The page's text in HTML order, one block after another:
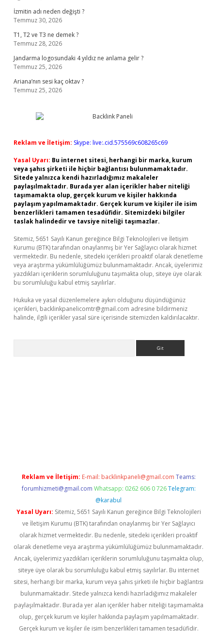
İzmitin adı neden değişti ?
Temmuz 30, 2026
T1, T2 ve T3 ne demek ?
Temmuz 28, 2026
Jandarma logosundaki 4 yıldız ne anlama gelir ?
Temmuz 25, 2026
Ariana’nın sesi kaç oktav ?
Temmuz 25, 2026
Reklam ve İletişim: Skype: live:.cid.575569c608265c69
Yasal Uyarı: Bu internet sitesi, herhangi bir marka, kurum
veya şahıs şirketi ile hiçbir bağlantısı bulunmamaktadır.
Sitede yalnızca kendi hazırladığımız makaleler
paylaşılmaktadır. Burada yer alan içerikler haber niteliği
taşımamakta olup, gerçek kurum ve kişiler hakkında
paylaşım yapılmamaktadır. Gerçek kurum ve kişiler ile isim
benzerlikleri tamamen tesadüfidir. Sitemizdeki bilgiler
taslak halindedir ve tavsiye niteliği taşımazlar.
Sitemiz, 5651 Sayılı Kanun gereğince Bilgi Teknolojileri ve İletişim
Kurumu (BTK) tarafından onaylanmış bir Yer Sağlayıcı olarak hizmet
vermektedir. Bu nedenle, sitedeki içerikleri proaktif olarak denetleme
veya araştırma yükümlülüğümüz bulunmamaktadır. Ancak, üyelerimiz
yazdıkları içeriklerin sorumluluğunu taşımakta olup, siteye üye olarak
bu sorumluluğu kabul etmiş sayılırlar.
Hukuka ve yasal düzenlemelere aykırı olduğunu düşündüğünüz
içerikleri, backlinkpanelicomtr@gmail.com adresine bildirmeniz
halinde, ilgili içerikler yasal süre içerisinde sitemizden kaldırılacaktır.
Reklam ve İletişim: E-mail: backlinkpaneli@gmail.com Teams:
forumhizmeti@gmail.com Whatsapp: 0262 606 0 726 Telegram:
@karabul
Yasal Uyarı: Sitemiz, 5651 Sayılı Kanun gereğince Bilgi Teknolojileri
ve İletişim Kurumu (BTK) tarafından onaylanmış bir Yer Sağlayıcı
olarak hizmet vermektedir. Bu nedenle, sitedeki içerikleri proaktif
olarak denetleme veya araştırma yükümlülüğümüz bulunmamaktadır.
Ancak, üyelerimiz yazdıkları içeriklerin sorumluluğunu taşımakta olup,
siteye üye olarak bu sorumluluğu kabul etmiş sayılırlar. Bu internet
sitesi, herhangi bir marka, kurum veya şahıs şirketi ile hiçbir bağlantısı
bulunmamaktadır. Sitede yalnızca kendi hazırladığımız makaleler
paylaşılmaktadır. Burada yer alan içerikler haber niteliği taşımamakta
olup, gerçek kurum ve kişiler hakkında paylaşım yapılmamaktadır.
Gerçek kurum ve kişiler ile isim benzerlikleri tamamen tesadüfidir.